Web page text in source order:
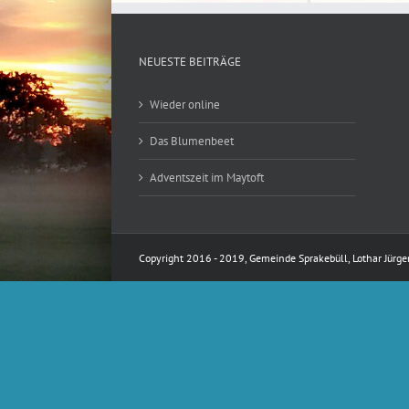
NEUESTE BEITRÄGE
Wieder online
Das Blumenbeet
Adventszeit im Maytoft
Copyright 2016 - 2019, Gemeinde Sprakebüll, Lothar